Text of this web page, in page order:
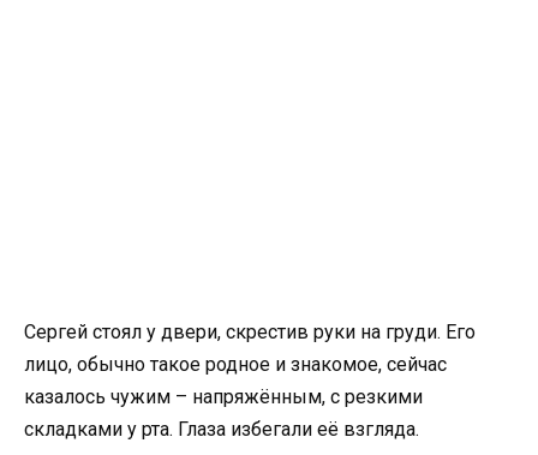
Сергей стоял у двери, скрестив руки на груди. Его
лицо, обычно такое родное и знакомое, сейчас
казалось чужим – напряжённым, с резкими
складками у рта. Глаза избегали её взгляда.